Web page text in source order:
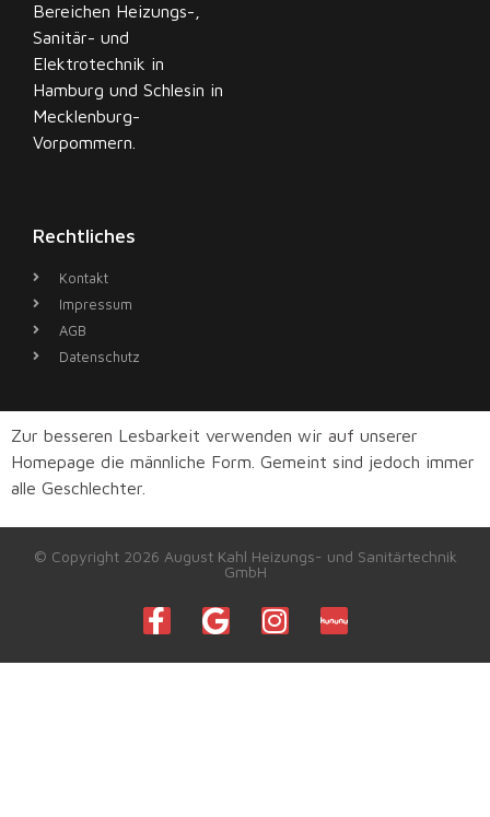
Bereichen Heizungs-,
Sanitär- und
Elektrotechnik in
Hamburg und Schlesin in
Mecklenburg-
Vorpommern.
Rechtliches
Kontakt
Impressum
AGB
Datenschutz
Zur besseren Lesbarkeit verwenden wir auf unserer
Homepage die männliche Form. Gemeint sind jedoch immer
alle Geschlechter.
© Copyright 2026 August Kahl Heizungs- und Sanitärtechnik
GmbH